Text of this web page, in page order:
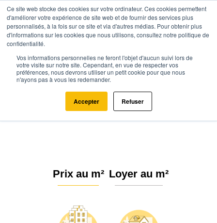
Ce site web stocke des cookies sur votre ordinateur. Ces cookies permettent
d'améliorer votre expérience de site web et de fournir des services plus
personnalisés, à la fois sur ce site et via d'autres médias. Pour obtenir plus
d'informations sur les cookies que nous utilisons, consultez notre politique de
confidentialité.
Vos informations personnelles ne feront l'objet d'aucun suivi lors de
votre visite sur notre site. Cependant, en vue de respecter vos
préférences, nous devrons utiliser un petit cookie pour que nous
n'ayons pas à vous les redemander.
Accepter Refuser
Agence.immo Prix immobilier Normandie Seine-Maritime
Saint-Vincent-Cramesnil (76430)
Estimation immobilière à Saint-
Vincent-Cramesnil : Prix m² 2026
Prix au m² Loyer au m²